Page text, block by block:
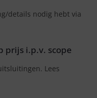
details nodig hebt via
prijs i.p.v. scope
Lees